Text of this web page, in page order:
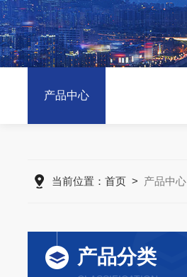
产品中心
当前位置： 首页 > 产品中心
产品分类